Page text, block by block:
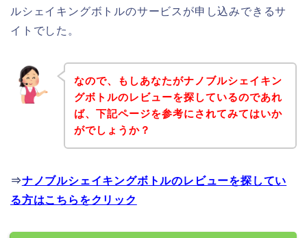
ルシェイキングボトルのサービスが申し込みできるサ
イトでした。
なので、もしあなたがナノブルシェイキン
グボトルのレビューを探しているのであれ
ば、下記ページを参考にされてみてはいか
がでしょうか？
⇒ナノブルシェイキングボトルのレビューを探してい
る方はこちらをクリック